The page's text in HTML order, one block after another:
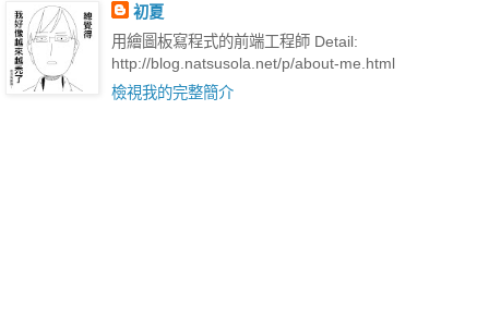
初夏
用繪圖板寫程式的前端工程師 Detail:
http://blog.natsusola.net/p/about-me.html
檢視我的完整簡介